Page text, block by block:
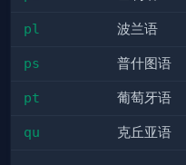
pl 波兰语
ps 普什图语
pt 葡萄牙语
qu 克丘亚语